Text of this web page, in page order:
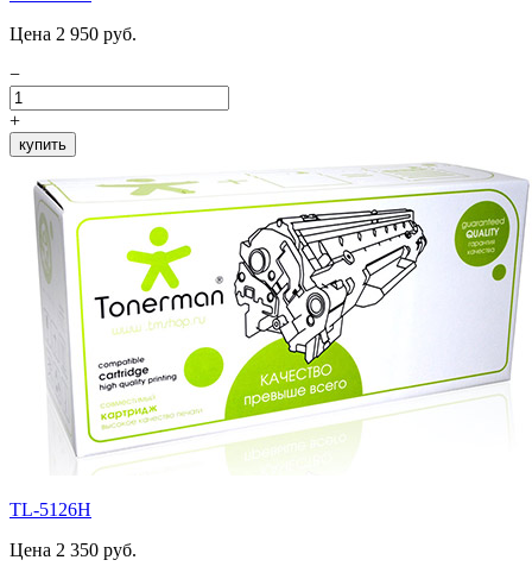
Цена 2 950 руб.
−
+
купить
TL-5126H
Цена 2 350 руб.